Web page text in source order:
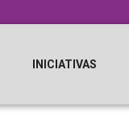
INICIATIVAS